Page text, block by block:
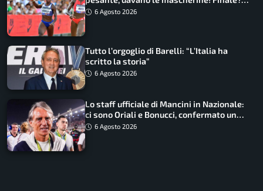
Non ho nulla da perdere”
6 Agosto 2026
Tutto l’orgoglio di Barelli: “L’Italia ha
scritto la storia”
6 Agosto 2026
Lo staff ufficiale di Mancini in Nazionale:
ci sono Oriali e Bonucci, confermato un
ritorno
6 Agosto 2026